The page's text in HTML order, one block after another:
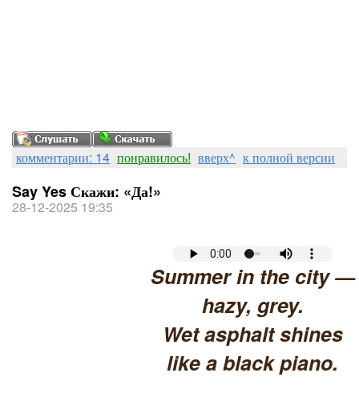
комментарии: 14 понравилось! вверх^ к полной версии
Say Yes Скажи: «Да!»
28-12-2025 19:35
Summer in the city —
hazy, grey.
Wet asphalt shines
like a black piano.